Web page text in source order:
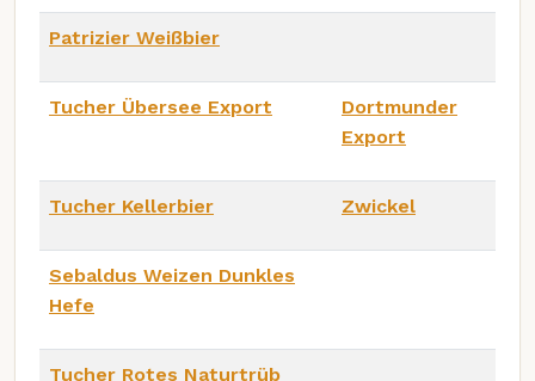
Patrizier Weißbier
Tucher Übersee Export
Dortmunder
Export
Tucher Kellerbier Zwickel
Sebaldus Weizen Dunkles
Hefe
Tucher Rotes Naturtrüb